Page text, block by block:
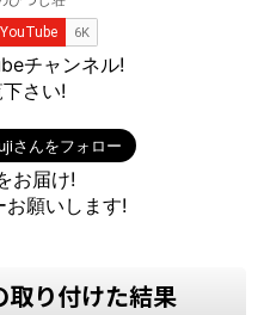
チャンネル!
さい!
お届け!
願いします!
り付けた結果